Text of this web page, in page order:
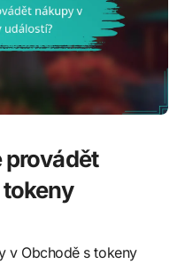
provádět
v Obchodě s tokeny